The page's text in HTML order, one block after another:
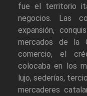
fue el territorio
negocios. Las
expansión,
mercados de la
comercio, el
colocaba en los
lujo, sederías,
mercaderes